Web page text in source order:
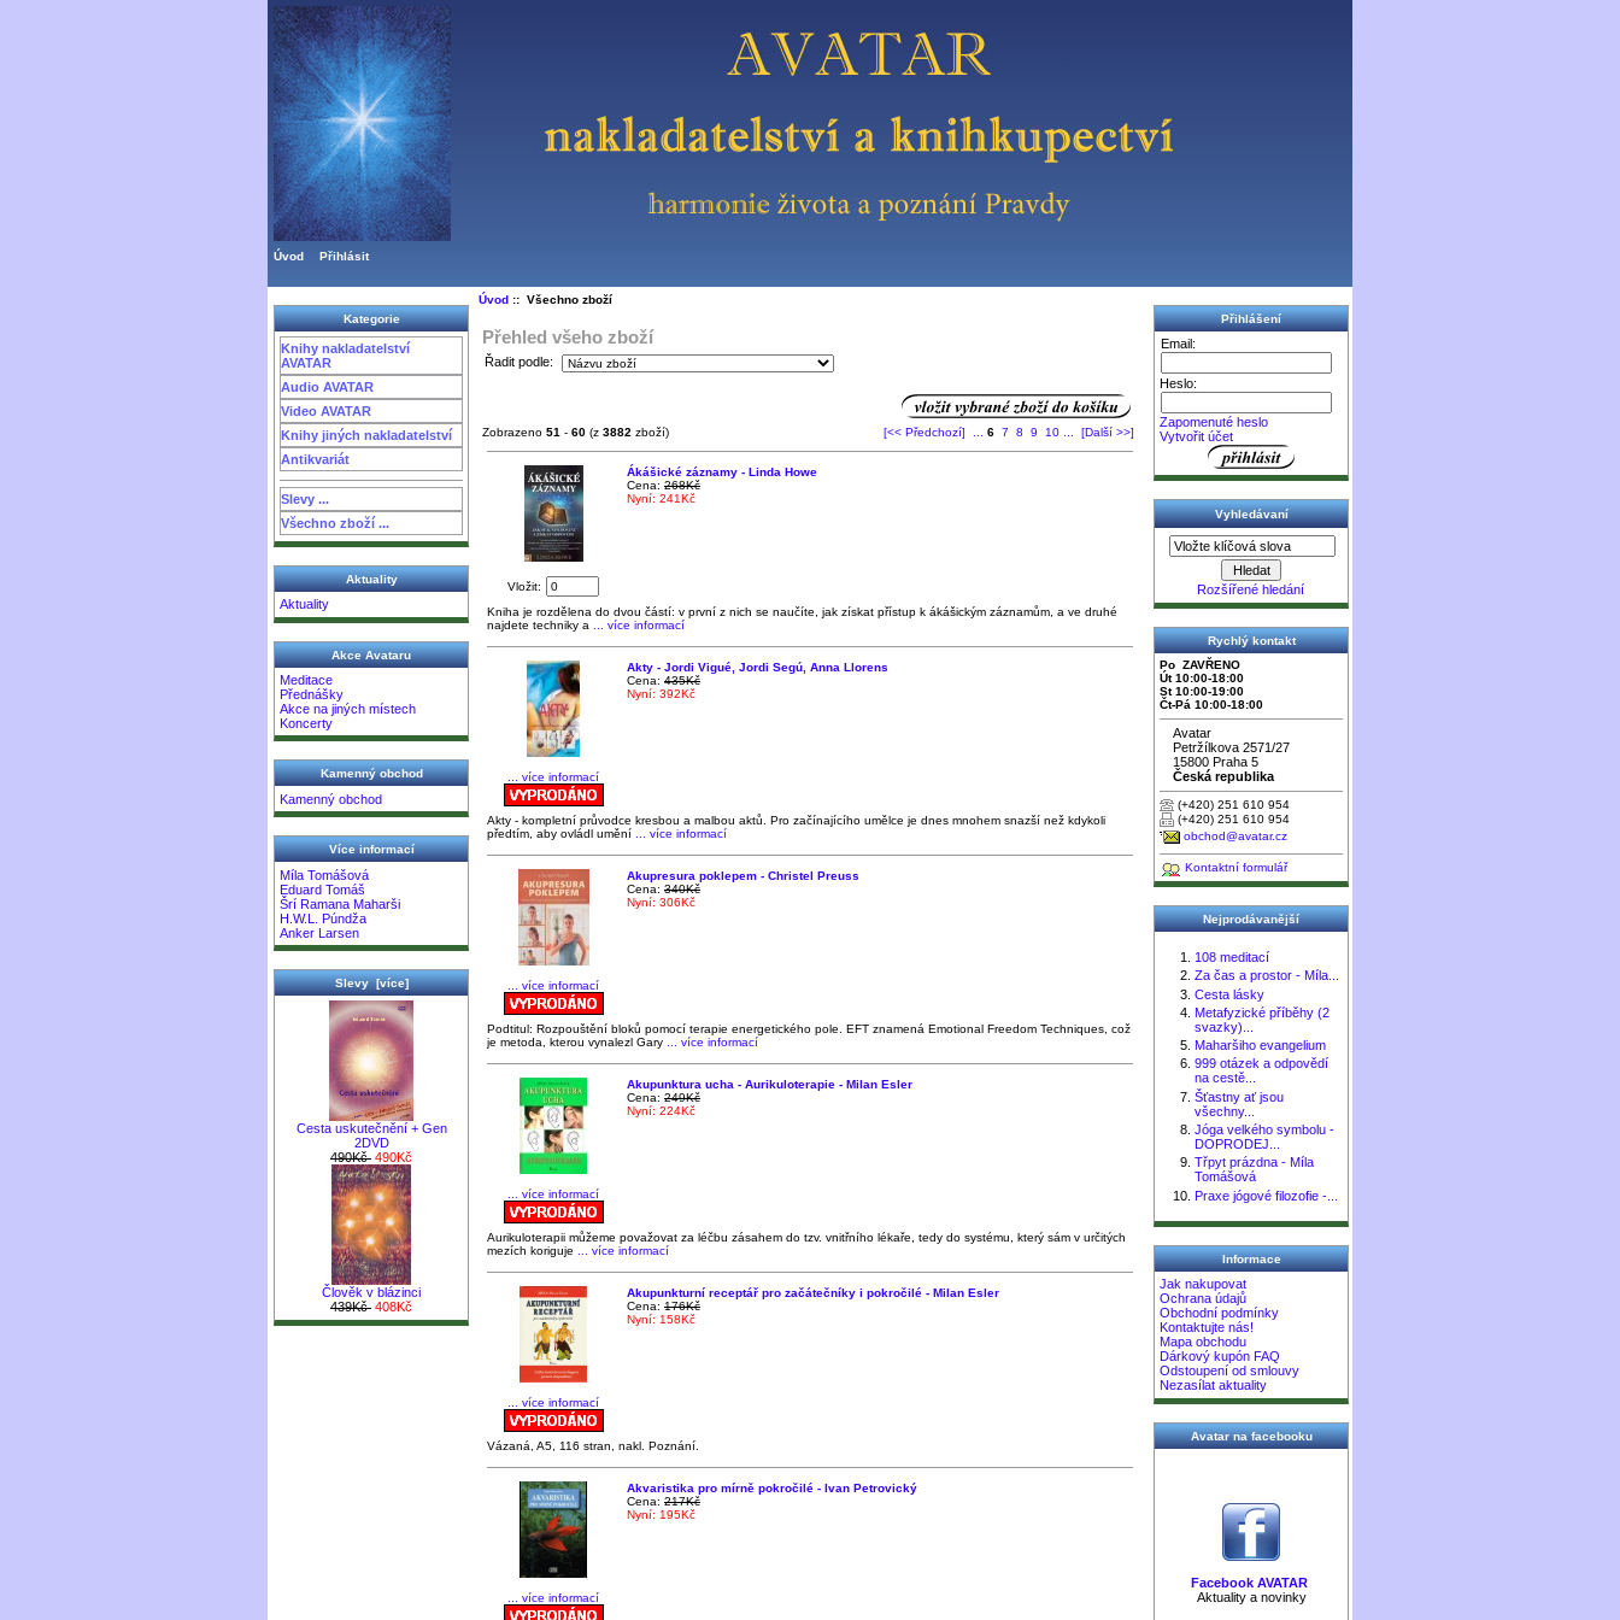
Úvod Přihlásit
Kategorie
Knihy nakladatelství
AVATAR
Audio AVATAR
Video AVATAR
Knihy jiných nakladatelství
Antikvariát
Slevy ...
Všechno zboží ...
Aktuality
Aktuality
Akce Avataru
Meditace
Přednášky
Akce na jiných místech
Koncerty
Kamenný obchod
Kamenný obchod
Více informací
Míla Tomášová
Eduard Tomáš
Šrí Ramana Maharši
H.W.L. Púndža
Anker Larsen
Slevy [více]
Cesta uskutečnění + Gen
2DVD
490Kč 490Kč
Člověk v blázinci
439Kč 408Kč
Úvod:: Všechno zboží
Přehled všeho zboží
Řadit podle:
Zobrazeno 51 - 60 (z 3882 zboží) [<< Předchozí] 6 7 8 9 10 [Další >>]
Vložit:
Ákášické záznamy - Linda Howe
Cena: 268Kč
Nyní: 241Kč
Kniha je rozdělena do dvou částí: v první z nich se naučíte, jak získat přístup k ákášickým záznamům, a ve druhé
najdete techniky a ... více informací
... více informací
Akty - Jordi Vigué, Jordi Segú, Anna Llorens
Cena: 435Kč
Nyní: 392Kč
Akty - kompletní průvodce kresbou a malbou aktů. Pro začínajícího umělce je dnes mnohem snazší než kdykoli
předtím, aby ovládl umění ... více informací
... více informací
Akupresura poklepem - Christel Preuss
Cena: 340Kč
Nyní: 306Kč
Podtitul: Rozpouštění bloků pomocí terapie energetického pole. EFT znamená Emotional Freedom Techniques, což
je metoda, kterou vynalezl Gary ... více informací
... více informací
Akupunktura ucha - Aurikuloterapie - Milan Esler
Cena: 249Kč
Nyní: 224Kč
Aurikuloterapii můžeme považovat za léčbu zásahem do tzv. vnitřního lékaře, tedy do systému, který sám v určitých
mezích koriguje ... více informací
... více informací
Akupunkturní receptář pro začátečníky i pokročilé - Milan Esler
Cena: 176Kč
Nyní: 158Kč
Vázaná, A5, 116 stran, nakl. Poznání.
... více informací
Akvaristika pro mírně pokročilé - Ivan Petrovický
Cena: 217Kč
Nyní: 195Kč
Přihlášení
Email:
Heslo:
Zapomenuté heslo
Vytvořit účet
Vyhledávaní
Rozšířené hledání
Rychlý kontakt
Po ZAVŘENO
Út 10:00-18:00
St 10:00-19:00
Čt-Pá 10:00-18:00
Avatar
Petržílkova 2571/27
15800 Praha 5
Česká republika
(+420) 251 610 954
(+420) 251 610 954
obchod@avatar.cz
Kontaktní formulář
Nejprodávanější
108 meditací
Za čas a prostor - Míla...
Cesta lásky
Metafyzické příběhy (2
svazky)...
Maharšiho evangelium
999 otázek a odpovědí
na cestě...
Šťastny ať jsou
všechny...
Jóga velkého symbolu -
DOPRODEJ...
Třpyt prázdna - Míla
Tomášová
Praxe jógové filozofie -...
Informace
Jak nakupovat
Ochrana údajů
Obchodní podmínky
Kontaktujte nás!
Mapa obchodu
Dárkový kupón FAQ
Odstoupení od smlouvy
Nezasílat aktuality
Avatar na facebooku
Facebook AVATAR
Aktuality a novinky